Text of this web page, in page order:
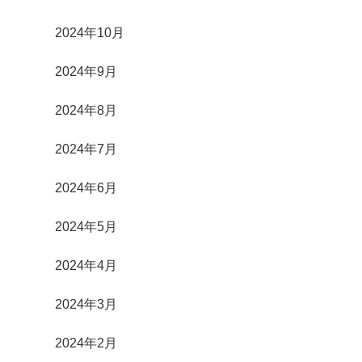
2024年10月
2024年9月
2024年8月
2024年7月
2024年6月
2024年5月
2024年4月
2024年3月
2024年2月